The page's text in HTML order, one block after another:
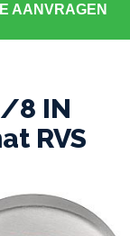
AANVRAGEN
8 IN
RVS